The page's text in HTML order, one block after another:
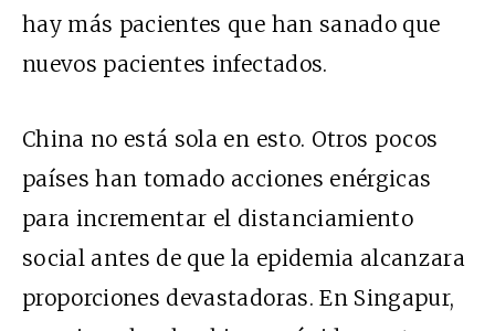
hay más pacientes que han sanado que
nuevos pacientes infectados.
China no está sola en esto. Otros pocos
países han tomado acciones enérgicas
para incrementar el distanciamiento
social antes de que la epidemia alcanzara
proporciones devastadoras. En Singapur,